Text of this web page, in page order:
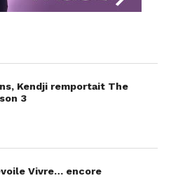
Kendji remportait The
3
Vivre… encore